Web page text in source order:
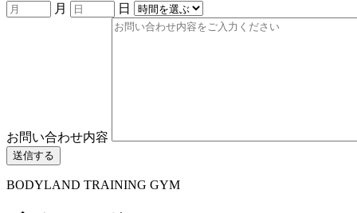
月 日
お問い合わせ内容
BODYLAND TRAINING GYM